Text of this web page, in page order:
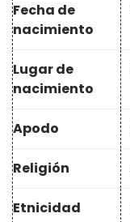
Fecha de
nacimiento
Lugar de
nacimiento
Apodo
Religión
Etnicidad